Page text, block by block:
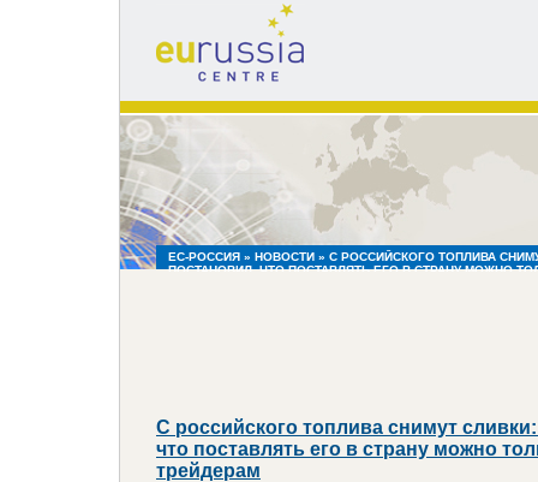
eurussia
centre
ЕС-РОССИЯ » НОВОСТИ » С РОССИЙСКОГО ТОПЛИВА
ПОСТАНОВИЛ, ЧТО ПОСТАВЛЯТЬ ЕГО В СТРАНУ МОЖНО
С российского топлива снимут
что поставлять его в страну можно
трейдерам